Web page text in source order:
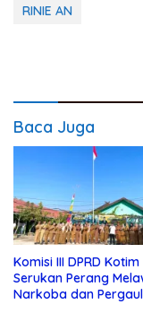
RINIE AN
Baca Juga
Komisi III DPRD Kotim
Serukan Perang
Narkoba dan